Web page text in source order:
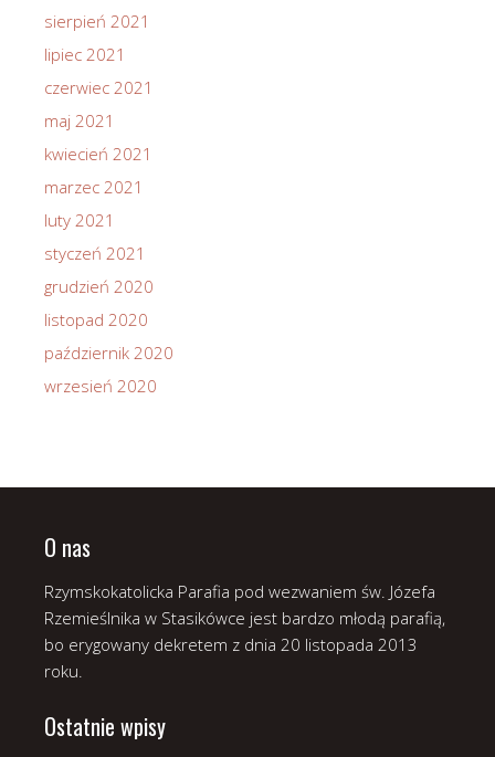
sierpień 2021
lipiec 2021
czerwiec 2021
maj 2021
kwiecień 2021
marzec 2021
luty 2021
styczeń 2021
grudzień 2020
listopad 2020
październik 2020
wrzesień 2020
O nas
Rzymskokatolicka Parafia pod wezwaniem św. Józefa
Rzemieślnika w Stasikówce jest bardzo młodą parafią,
bo erygowany dekretem z dnia 20 listopada 2013
roku.
Ostatnie wpisy